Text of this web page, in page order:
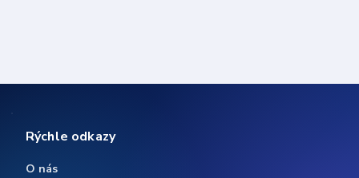
Rýchle odkazy
O nás